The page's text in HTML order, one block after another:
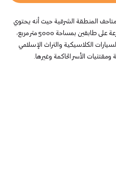
المنطقة الشرقية حيث أنه يحتوي
على أكثر من 500 قطعة أثرية نادرة موزعة على طابقين بمساحة 5000 متر مربع،
أقسام ما بين السيارات الكلاسيكية والتراث الإسلامي
ومقتنيات الأسر الحاكمة وغيرها.